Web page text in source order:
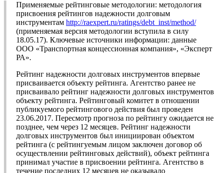
Применяемые рейтинговые методологии: методология
присвоения рейтингов надежности долговым
инструментам http://raexpert.ru/ratings/debt_inst/method/
(применяемая версия методологии вступила в силу
18.05.17). Ключевые источники информации: данные
ООО «Транспортная концессионная компания», «Эксперт
РА».
Рейтинг надежности долговых инструментов впервые
присваивается объекту рейтинга. Агентство ранее не
присваивало рейтинг надежности долговых инструментов
объекту рейтинга. Рейтинговый комитет в отношении
публикуемого рейтингового действия был проведен
23.06.2017. Пересмотр прогноза по рейтингу ожидается не
позднее, чем через 12 месяцев. Рейтинг надежности
долговых инструментов был инициирован объектом
рейтинга (с рейтингуемым лицом заключен договор об
осуществлении рейтинговых действий), объект рейтинга
принимал участие в присвоении рейтинга. Агентство в
течение последних 12 месяцев не оказывало